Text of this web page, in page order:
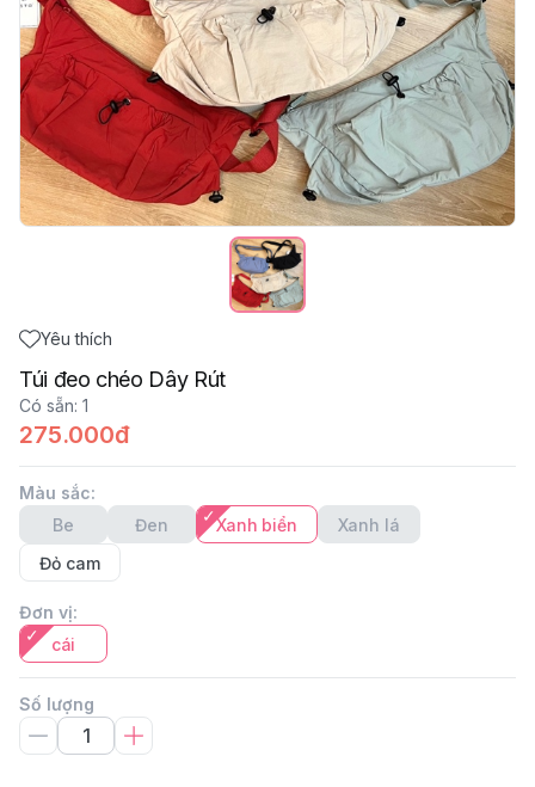
Yêu thích
Túi đeo chéo Dây Rút
Có sẵn: 1
275.000đ
Màu sắc:
Be
Đen Xanh biển
Xanh lá
Đỏ cam
Đơn vị:
cái
Số lượng